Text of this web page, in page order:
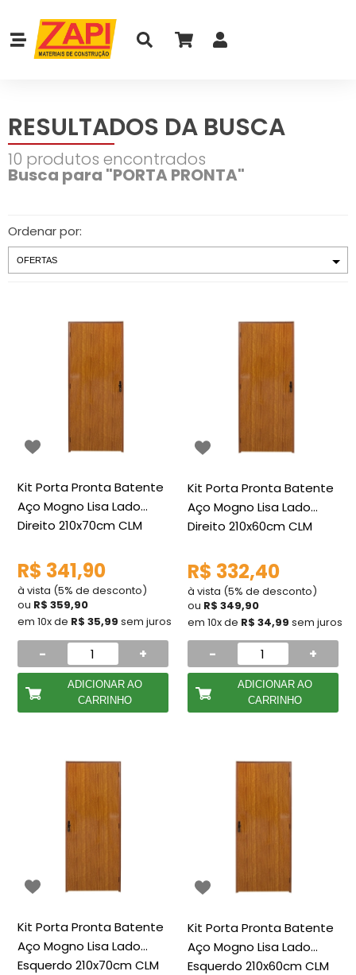
RESULTADOS DA BUSCA
10 produtos encontrados
Busca para "PORTA PRONTA"
Ordenar por:
Kit Porta Pronta Batente
Aço Mogno Lisa Lado
Direito 210x70cm CLM
R$ 341,90
à vista (5% de desconto)
ou R$ 359,90
em 10x de R$ 35,99 sem juros
- +
ADICIONAR AO
CARRINHO
Kit Porta Pronta Batente
Aço Mogno Lisa Lado
Direito 210x60cm CLM
R$ 332,40
à vista (5% de desconto)
ou R$ 349,90
em 10x de R$ 34,99 sem juros
- +
ADICIONAR AO
CARRINHO
Kit Porta Pronta Batente
Aço Mogno Lisa Lado
Esquerdo 210x70cm CLM
Kit Porta Pronta Batente
Aço Mogno Lisa Lado
Esquerdo 210x60cm CLM